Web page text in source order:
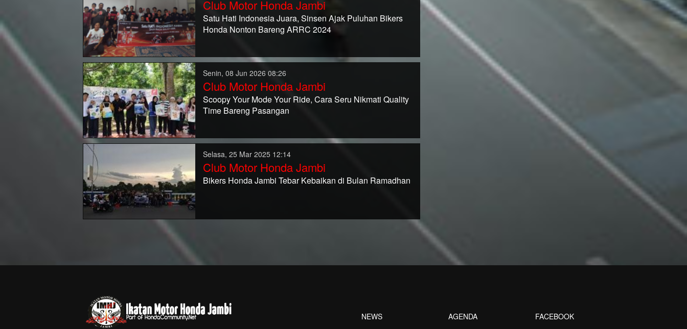
Club Motor Honda Jambi
Satu Hati Indonesia Juara, Sinsen Ajak Puluhan Bikers
Honda Nonton Bareng ARRC 2024
Senin, 08 Jun 2026 08:26
Club Motor Honda Jambi
Scoopy Your Mode Your Ride, Cara Seru Nikmati Quality
Time Bareng Pasangan
Selasa, 25 Mar 2025 12:14
Club Motor Honda Jambi
Bikers Honda Jambi Tebar Kebaikan di Bulan Ramadhan
NEWS AGENDA FACEBOOK